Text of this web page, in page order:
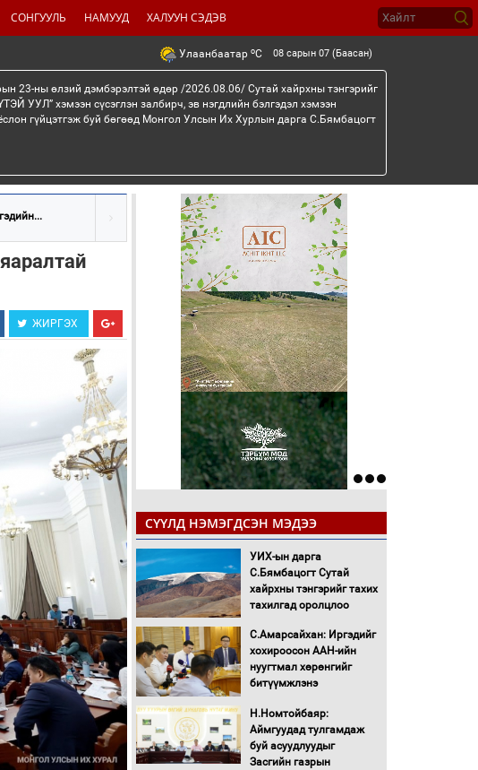
СОНГУУЛЬ НАМУУД ХАЛУУН СЭДЭВ
Улаанбаатар oC 08 сарын 07 (Баасан)
23-ны өлзий дэмбэрэлтэй өдөр /2026.08.06/ Сутай хайрхны тэнгэрийг
УУЛ” хэмээн сүсэглэн залбирч, эв нэгдлийн бэлгэдэл хэмээн
гүйцэтгэж буй бөгөөд Монгол Улсын Их Хурлын дарга С.Бямбацогт
ЖИРГЭХ
СҮҮЛД НЭМЭГДСЭН МЭДЭЭ
УИХ-ын дарга
С.Бямбацогт Сутай
хайрхны тэнгэрийг тахих
тахилгад оролцлоо
С.Амарсайхан: Иргэдийг
хохироосон ААН-ийн
нуугтмал хөрөнгийг
битүүмжлэнэ
Н.Номтойбаяр:
Аймгуудад тулгамдаж
буй асуудлуудыг
Засгийн газрын